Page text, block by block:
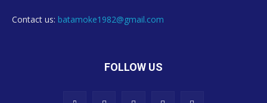
Contact us: batamoke1982@gmail.com
FOLLOW US